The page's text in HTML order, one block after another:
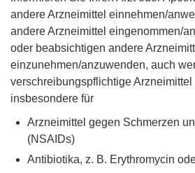
andere Arzneimittel einnehmen/
andere Arzneimittel eingenommen/
oder beabsichtigen andere
einzunehmen/anzuwenden, auch
verschreibungspflichtige
insbesondere für
Arzneimittel gegen Schmerzen
(NSAIDs)
Antibiotika, z. B. Erythromycin